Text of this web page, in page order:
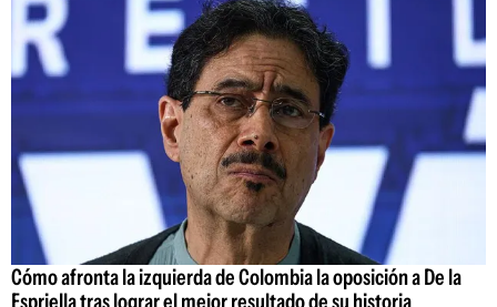
Cómo afronta la izquierda de Colombia la oposición a De la
Espriella tras lograr el mejor resultado de su historia